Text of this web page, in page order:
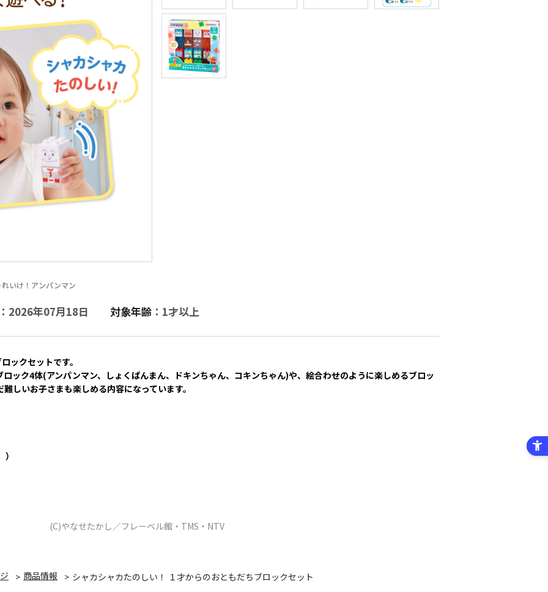
れいけ！アンパンマン
：2026年07月18日 対象年齢 ：1才以上
ックセットです。
ック4体(アンパンマン、しょくぱんまん、ドキンちゃん、コキンちゃん)や、絵合わせのように楽しめるブロッ
しいお子さまも楽しめる内容になっています。
(C)やなせたかし／フレーベル館・TMS・NTV
商品情報 シャカシャカたのしい！ １才からのおともだちブロックセット